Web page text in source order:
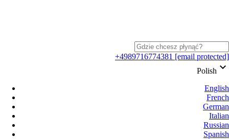
+4989716774381 [email protected]
Polish keyboard_arrow_down
English
French
German
Italian
Russian
Spanish